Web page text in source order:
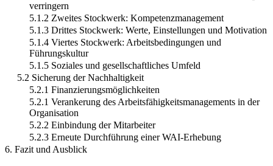
verringern
5.1.2 Zweites Stockwerk: Kompetenzmanagement
5.1.3 Drittes Stockwerk: Werte, Einstellungen und Motivation
5.1.4 Viertes Stockwerk: Arbeitsbedingungen und
Führungskultur
5.1.5 Soziales und gesellschaftliches Umfeld
5.2 Sicherung der Nachhaltigkeit
5.2.1 Finanzierungsmöglichkeiten
5.2.1 Verankerung des Arbeitsfähigkeitsmanagements in der
Organisation
5.2.2 Einbindung der Mitarbeiter
5.2.3 Erneute Durchführung einer WAI-Erhebung
6. Fazit und Ausblick